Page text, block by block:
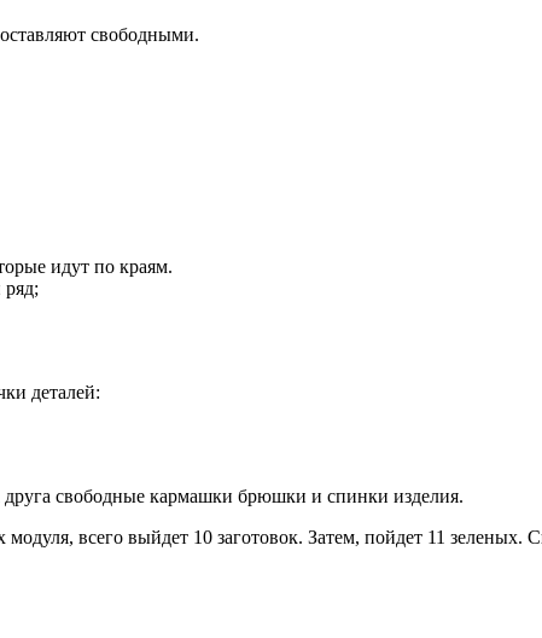
свободными.
идут по краям.
ряд;
деталей:
свободные кармашки брюшки и спинки изделия.
всего выйдет 10 заготовок. Затем, пойдет 11